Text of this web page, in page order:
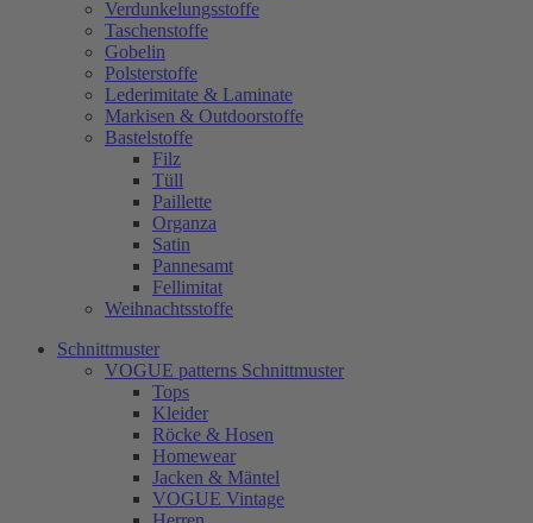
Verdunkelungsstoffe
Taschenstoffe
Gobelin
Polsterstoffe
Lederimitate & Laminate
Markisen & Outdoorstoffe
Bastelstoffe
Filz
Tüll
Paillette
Organza
Satin
Pannesamt
Fellimitat
Weihnachtsstoffe
Schnittmuster
VOGUE patterns Schnittmuster
Tops
Kleider
Röcke & Hosen
Homewear
Jacken & Mäntel
VOGUE Vintage